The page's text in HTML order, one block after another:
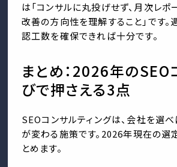
は「コンサルに丸投げせず、月次レポ
改善の方向性を理解すること」です
認工数を確保できれば十分です。
まとめ：2026年のSEO
びで押さえる3点
SEOコンサルティングは、会社を選
が変わる施策です。2026年現在の選
とめます。